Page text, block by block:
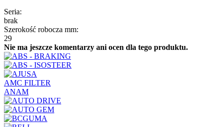
Seria:
brak
Szerokość robocza mm:
29
Nie ma jeszcze komentarzy ani ocen dla tego produktu.
AMC FILTER
ANAM